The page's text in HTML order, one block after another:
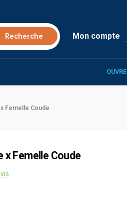
Mon compte
Femelle Coude
x Femelle Coude